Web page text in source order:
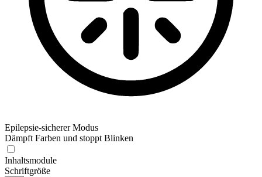
Epilepsie-sicherer Modus
Dämpft Farben und stoppt Blinken
Inhaltsmodule
Schriftgröße